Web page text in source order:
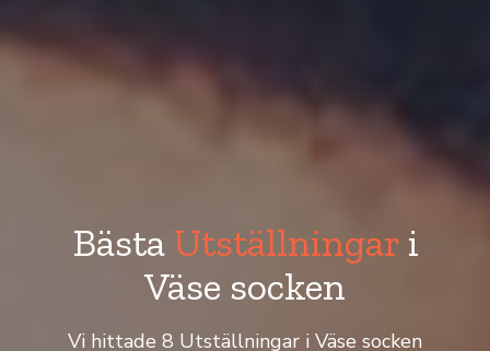
Bästa Utställningari
Väse socken
Vi hittade 8 Utställningar i Väse socken